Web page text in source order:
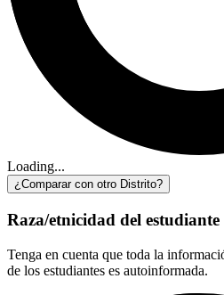
Loading...
¿Comparar con otro Distrito?
Raza/etnicidad del estudiante
Tenga en cuenta que toda la
de los estudiantes es autoinformada.